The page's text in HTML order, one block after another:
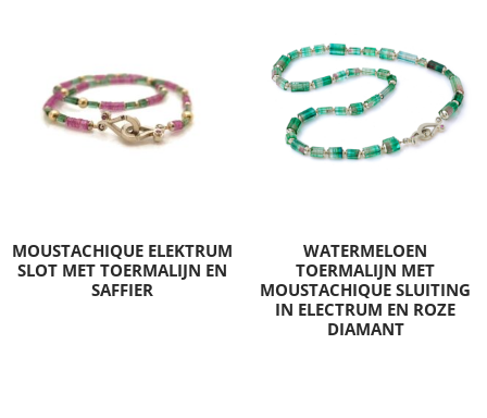
MOUSTACHIQUE ELEKTRUM
SLOT MET TOERMALIJN EN
SAFFIER
WATERMELOEN
TOERMALIJN MET
MOUSTACHIQUE SLUITING
IN ELECTRUM EN ROZE
DIAMANT